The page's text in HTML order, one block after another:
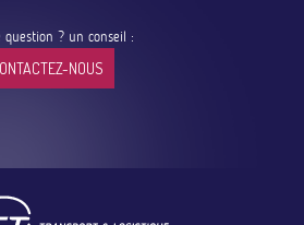
question ? un conseil :
NOUS